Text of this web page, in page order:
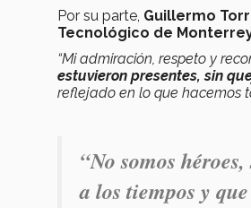
Por su parte, Guillermo
Tecnológico de
“Mi admiración, respeto y
estuvieron presentes, sin
reflejado en lo que hacemos
“No somos
a los tiempos y